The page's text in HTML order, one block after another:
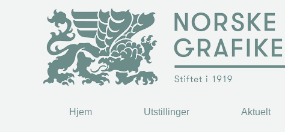
Hjem Utstillinger Aktuelt
Hjem Utstillinger Aktuelt